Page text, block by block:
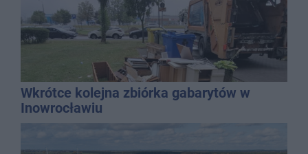
Wkrótce kolejna zbiórka gabarytów w
Inowrocławiu